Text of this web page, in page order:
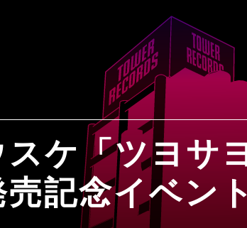
ケ「ツヨサ
記念イベント